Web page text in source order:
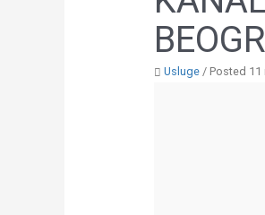
Usluge /Posted 11